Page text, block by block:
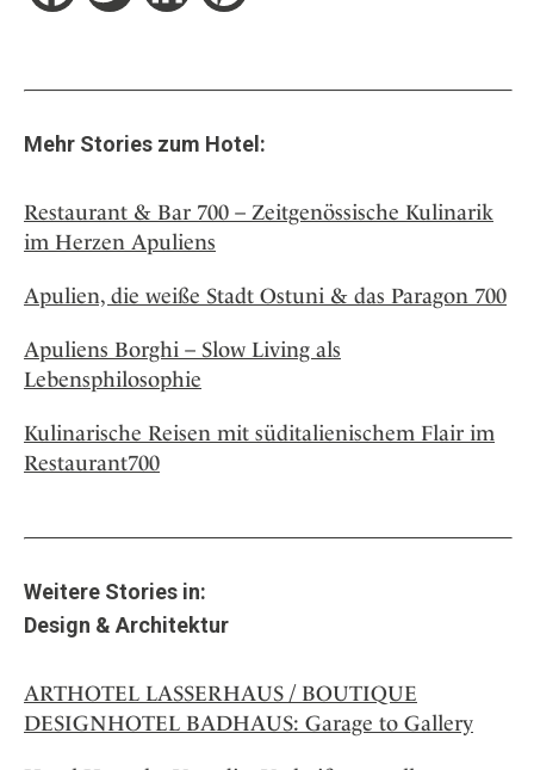
Mehr Stories zum Hotel:
Restaurant & Bar 700 – Zeitgenössische Kulinarik
im Herzen Apuliens
Apulien, die weiße Stadt Ostuni & das Paragon 700
Apuliens Borghi – Slow Living als
Lebensphilosophie
Kulinarische Reisen mit süditalienischem Flair im
Restaurant700
Weitere Stories in:
Design & Architektur
ARTHOTEL LASSERHAUS / BOUTIQUE
DESIGNHOTEL BADHAUS: Garage to Gallery